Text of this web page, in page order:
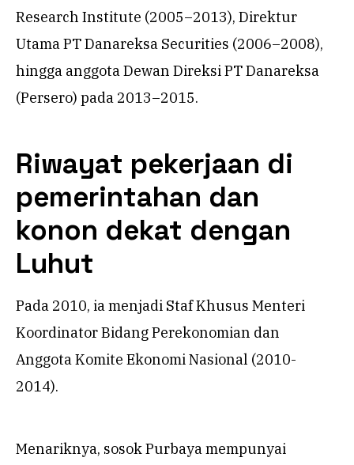
Research Institute (2005–2013), Direktur
Utama PT Danareksa Securities (2006–2008),
hingga anggota Dewan Direksi PT Danareksa
(Persero) pada 2013–2015.
Riwayat pekerjaan di
pemerintahan dan
konon dekat dengan
Luhut
Pada 2010, ia menjadi Staf Khusus Menteri
Koordinator Bidang Perekonomian dan
Anggota Komite Ekonomi Nasional (2010-
2014).
Menariknya, sosok Purbaya mempunyai